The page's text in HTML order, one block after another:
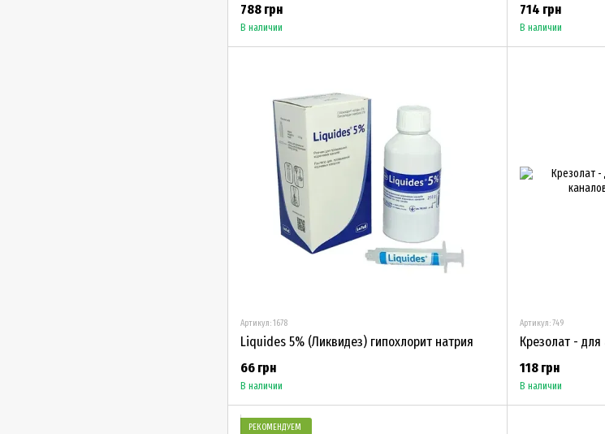
788 грн
В наличии
714 грн
В наличии
Артикул: 1678
Liquides 5% (Ликвидез) гипохлорит натрия
66 грн
В наличии
Артикул: 749
118 грн
В наличии
РЕКОМЕНДУЕМ